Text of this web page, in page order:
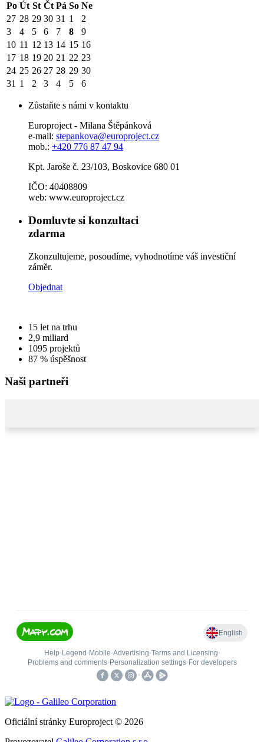
Po Út St Čt Pá So Ne
27 28 29 30 31 1
2
3
4 5 6 7 8
9
10 11 12 13 14 15 16
17 18 19 20 21 22 23
24 25 26 27 28 29 30
31 1 2 3 4 5 6
Zůstaňte s námi v kontaktu
Europroject - Milana Štěpánková
e-mail: stepankova@europroject.cz
mob.: +420 776 87 47 94
Kpt. Jaroše č. 23/103, Boskovice 680 01
IČO: 40408809
web: www.europroject.cz
Domluvte si konzultaci
zdarma
Zkonzultujeme, posoudíme, vyhodnotíme váš investiční
záměr.
Objednat
15 let na trhu
2,9 miliard
1095 projektů
87 % úspěšnost
Naši partneři
Oficiální stránky Europroject © 2026